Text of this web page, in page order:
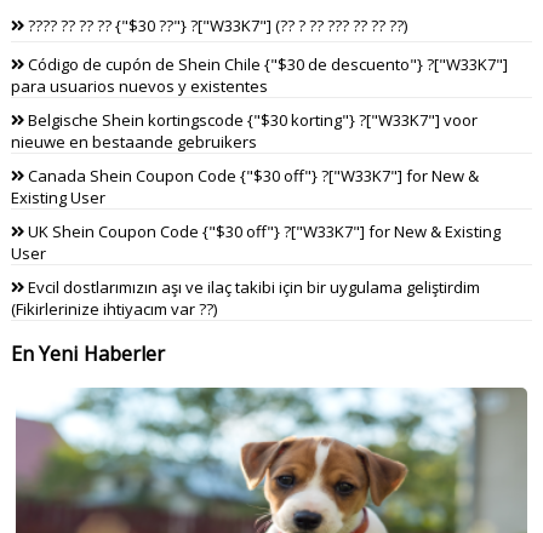
???? ?? ?? ?? {"$30 ??"} ?["W33K7"] (?? ? ?? ??? ?? ?? ??)
Código de cupón de Shein Chile {"$30 de descuento"} ?["W33K7"]
para usuarios nuevos y existentes
Belgische Shein kortingscode {"$30 korting"} ?["W33K7"] voor
nieuwe en bestaande gebruikers
Canada Shein Coupon Code {"$30 off"} ?["W33K7"] for New &
Existing User
UK Shein Coupon Code {"$30 off"} ?["W33K7"] for New & Existing
User
Evcil dostlarımızın aşı ve ilaç takibi için bir uygulama geliştirdim
(Fikirlerinize ihtiyacım var ??)
En Yeni Haberler